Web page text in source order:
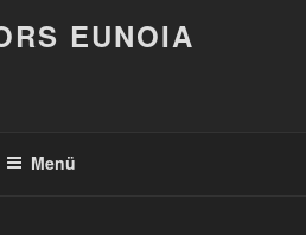
EUNOIA
Menü